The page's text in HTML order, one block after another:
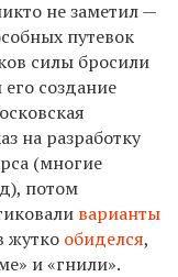
не заметил —
путевок
силы бросили
создание
на разработку
(многие
потом
варианты
жутко обиделся,
и «гнили».